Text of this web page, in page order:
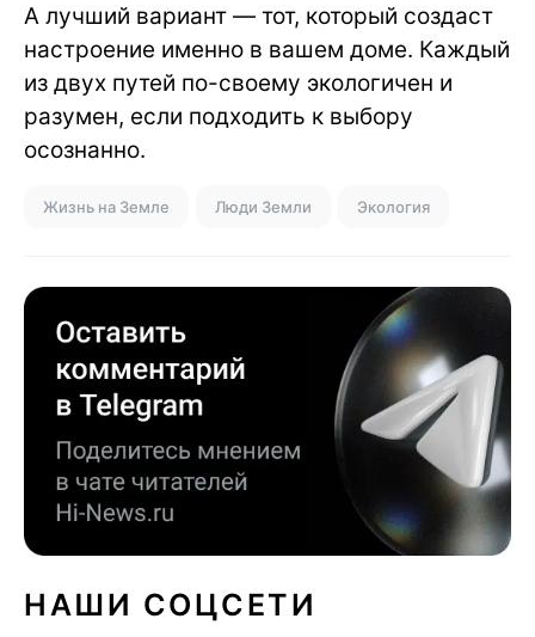
А лучший вариант — тот, который создаст
настроение именно в вашем доме. Каждый
из двух путей по-своему экологичен и
разумен, если подходить к выбору
осознанно.
Жизнь на Земле Люди Земли Экология
НАШИ СОЦСЕТИ